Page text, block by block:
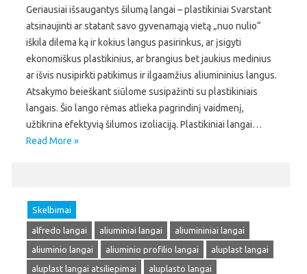
Geriausiai išsaugantys šilumą langai – plastikiniai Svarstant
atsinaujinti ar statant savo gyvenamąją vietą „nuo nulio“
iškila dilema ką ir kokius langus pasirinkus, ar įsigyti
ekonomiškus plastikinius, ar brangius bet jaukius medinius
ar išvis nusipirkti patikimus ir ilgaamžius aliumininius langus.
Atsakymo beieškant siūlome susipažinti su plastikiniais
langais. Šio lango rėmas atlieka pagrindinį vaidmenį,
užtikrina efektyvią šilumos izoliaciją. Plastikiniai langai…
Read More »
Skelbimai
alfredo langai aliuminiai langai
aliumininiai langai
aliuminio langai
aliuminio profilio langai
aluplast langai
aluplast langai atsiliepimai
aluplasto langai